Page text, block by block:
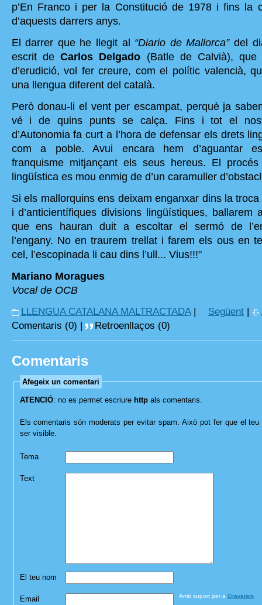
p’En Franco i per la Constitució de 1978 i fins la
d’aquests darrers anys.
El darrer que he llegit al “Diario de Mallorca”del
escrit deCarlos Delgado (Batle de Calvià), que
d’erudició, vol fer creure, com el polític valencià,
una llengua diferent del català.
Però donau-li el vent per escampat, perquè ja
vé i de quins punts se calça. Fins i tot el
d’Autonomia fa curt a l’hora de defensar els drets
com a poble. Avui encara hem d’aguantar
franquisme mitjançant els seus hereus. El
lingüística es mou enmig de d’un caramuller
Si els mallorquins ens deixam enganxar dins la troca
i d’anticientífiques divisions lingüístiques, ballarem
que ens hauran duit a escoltar el sermó de
l’engany. No en traurem trellat i farem els ous en
cel, l’escopinada li cau dins l’ull... Vius!!!"
Mariano Moragues
Vocal de OCB
LLENGUA CATALANA MALTRACTADA| Següent|
Comentaris (0) |
Retroenllaços (0)
Comentaris
Afegeix un comentari
ATENCIÓ: no es permet escriure httpals comentaris.
Els comentaris són moderats per evitar spam. Això pot fer que el
ser visible.
Tema
Text
El teu nom
Email Amb suport per a Gravatars